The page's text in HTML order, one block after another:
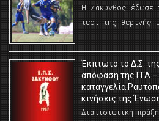
Η Ζάκυνθος έδωσε
τεστ της θερινής …
Έκπτωτο το Δ.Σ.
απόφαση της ΓΓΑ –
καταγγελία
κινήσεις της
Διαπιστωτική